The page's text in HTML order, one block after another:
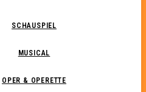
SCHAUSPIEL
MUSICAL
OPER & OPERETTE